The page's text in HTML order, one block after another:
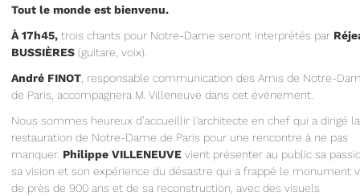
Tout le monde est bienvenu.
À 17h45, trois chants pour Notre-Dame seront interprétés par
BUSSIÈRES (guitare, voix).
André FINOT, responsable communication des Amis de Notre-
de Paris, accompagnera M. Villeneuve dans cet événement.
Nous sommes heureux d’accueillir l'architecte en chef qui a dirigé la
restauration de Notre-Dame de Paris pour une rencontre à ne pas
manquer. Philippe VILLENEUVE vient présenter au public sa
sa vision et son expérience du désastre qui a frappé le monument
de près de 900 ans et de sa reconstruction, avec des visuels